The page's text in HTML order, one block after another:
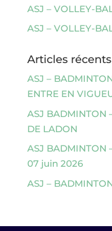
ASJ – VOLLEY-
ASJ – VOLLEY-
Articles récents
ASJ –
ENTRE EN
ASJ BADMINTON
DE LADON
ASJ BADMINTON
07 juin 2026
ASJ –